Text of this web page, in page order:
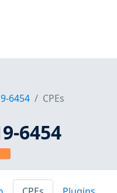
6454 CPEs
6454